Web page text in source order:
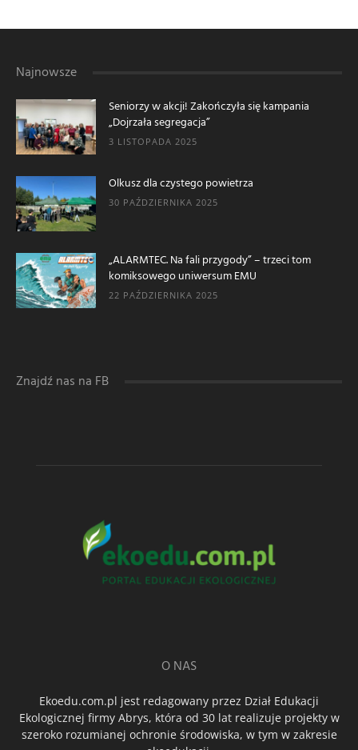
Najnowsze
Seniorzy w akcji! Zakończyła się kampania
„Dojrzała segregacja”
3 LISTOPADA 2025
Olkusz dla czystego powietrza
30 PAŹDZIERNIKA 2025
„ALARMTEC. Na fali przygody” – trzeci tom
komiksowego uniwersum EMU
22 PAŹDZIERNIKA 2025
Znajdź nas na FB
O NAS
Ekoedu.com.pl jest redagowany przez Dział Edukacji
Ekologicznej firmy Abrys, która od 30 lat realizuje projekty w
szeroko rozumianej ochronie środowiska, w tym w zakresie